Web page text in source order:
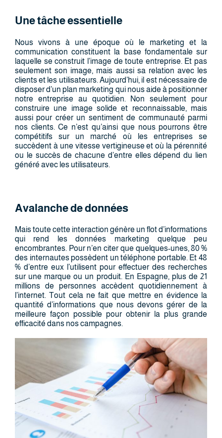
Une tâche essentielle
Nous vivons à une époque où le marketing et la
communication constituent la base fondamentale sur
laquelle se construit l’image de toute entreprise. Et pas
seulement son image, mais aussi sa relation avec les
clients et les utilisateurs. Aujourd’hui, il est nécessaire de
disposer d’un plan marketing qui nous aide à positionner
notre entreprise au quotidien. Non seulement pour
construire une image solide et reconnaissable, mais
aussi pour créer un sentiment de communauté parmi
nos clients. Ce n’est qu’ainsi que nous pourrons être
compétitifs sur un marché où les entreprises se
succèdent à une vitesse vertigineuse et où la pérennité
ou le succès de chacune d’entre elles dépend du lien
généré avec les utilisateurs.
Avalanche de données
Mais toute cette interaction génère un flot d’informations
qui rend les données marketing quelque peu
encombrantes. Pour n’en citer que quelques-unes, 80 %
des internautes possèdent un téléphone portable. Et 48
% d’entre eux l’utilisent pour effectuer des recherches
sur une marque ou un produit. En Espagne, plus de 21
millions de personnes accèdent quotidiennement à
l’internet. Tout cela ne fait que mettre en évidence la
quantité d’informations que nous devons gérer de la
meilleure façon possible pour obtenir la plus grande
efficacité dans nos campagnes.